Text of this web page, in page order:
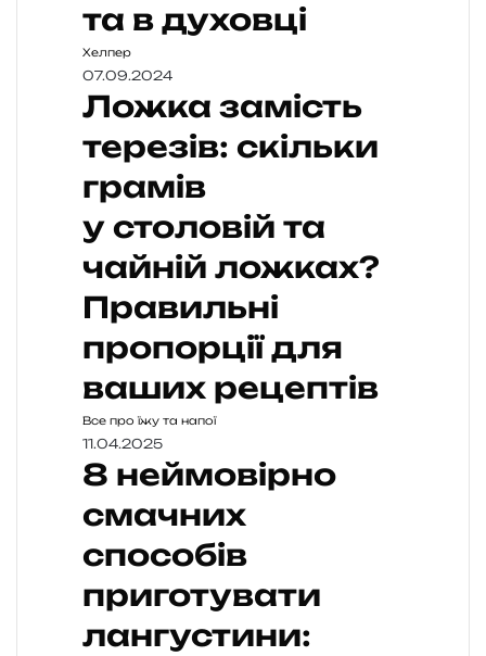
та в духовці
Хелпер
07.09.2024
Ложка замість
терезів: скільки
грамів
у столовій та
чайній ложках?
Правильні
пропорції для
ваших рецептів
Все про їжу та напої
11.04.2025
8 неймовірно
смачних
способів
приготувати
лангустини: